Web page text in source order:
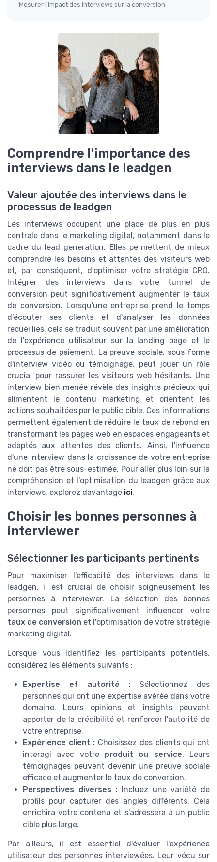
Mesurer l'impact des interviews sur la conversion
Comprendre l'importance des
interviews dans le leadgen
Valeur ajoutée des interviews dans le
processus de leadgen
Les interviews occupent une place de plus en plus
centrale dans le marketing digital, notamment dans le
cadre du lead generation. Elles permettent de mieux
comprendre les besoins et attentes des visiteurs web
et, par conséquent, d'optimiser votre stratégie CRO.
Intégrer des interviews dans votre tunnel de
conversion peut significativement augmenter le taux
de conversion. Lorsqu'une entreprise prend le temps
d'écouter ses clients et d'analyser les données
recueillies, cela se traduit souvent par une amélioration
de l'expérience utilisateur sur la landing page et le
processus de paiement. La preuve sociale, sous forme
d'interview vidéo ou témoignage, peut jouer un rôle
crucial pour rassurer les visiteurs web hésitants. Une
interview bien menée révèle des insights précieux qui
alimentent le contenu marketing et orientent les
actions souhaitées par le public cible. Ces informations
permettent également de réduire le taux de rebond en
transformant les pages web en espaces engageants et
adaptés aux attentes des clients. Ainsi, l'influence
d'une interview dans la croissance de votre entreprise
ne doit pas être sous-estimée. Pour aller plus loin sur la
compréhension et l'optimisation du leadgen grâce aux
interviews, explorez davantage ici.
Choisir les bonnes personnes à
interviewer
Sélectionner les participants pertinents
Pour maximiser l'efficacité des interviews dans le
leadgen, il est crucial de choisir soigneusement les
personnes à interviewer. La sélection des bonnes
personnes peut significativement influencer votre
taux de conversion et l'optimisation de votre stratégie
marketing digital.
Lorsque vous identifiez les participants potentiels,
considérez les éléments suivants :
Expertise et autorité : Sélectionnez des
personnes qui ont une expertise avérée dans votre
domaine. Leurs opinions et insights peuvent
apporter de la crédibilité et renforcer l'autorité de
votre entreprise.
Expérience client : Choisissez des clients qui ont
interagi avec votre produit ou service. Leurs
témoignages peuvent devenir une preuve sociale
efficace et augmenter le taux de conversion.
Perspectives diverses : Incluez une variété de
profils pour capturer des angles différents. Cela
enrichira votre contenu et s'adressera à un public
cible plus large.
Par ailleurs, il est essentiel d'évaluer l'expérience
utilisateur des personnes interviewées. Leur vécu sur